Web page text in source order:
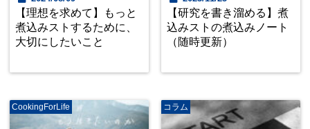
【理想を求めて】もっと
煮込みストするために、
大切にしたいこと
【研究を書き溜める】煮
込みストの煮込みノート
（随時更新）
CookingForLife コラム